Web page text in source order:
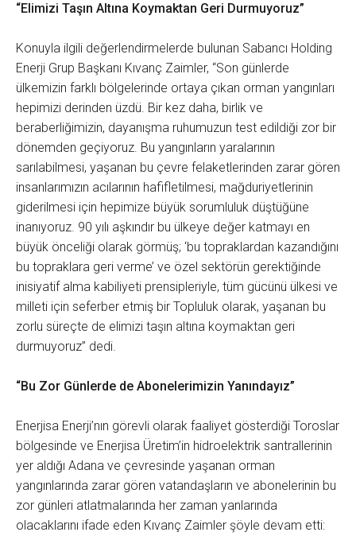
“Elimizi Taşın Altına Koymaktan Geri Durmuyoruz”
Konuyla ilgili değerlendirmelerde bulunan Sabancı Holding
Enerji Grup Başkanı Kıvanç Zaimler, “Son günlerde
ülkemizin farklı bölgelerinde ortaya çıkan orman yangınları
hepimizi derinden üzdü. Bir kez daha, birlik ve
beraberliğimizin, dayanışma ruhumuzun test edildiği zor bir
dönemden geçiyoruz. Bu yangınların yaralarının
sarılabilmesi, yaşanan bu çevre felaketlerinden zarar gören
insanlarımızın acılarının hafifletilmesi, mağduriyetlerinin
giderilmesi için hepimize büyük sorumluluk düştüğüne
inanıyoruz. 90 yılı aşkındır bu ülkeye değer katmayı en
büyük önceliği olarak görmüş; ‘bu topraklardan kazandığını
bu topraklara geri verme’ ve özel sektörün gerektiğinde
inisiyatif alma kabiliyeti prensipleriyle, tüm gücünü ülkesi ve
milleti için seferber etmiş bir Topluluk olarak, yaşanan bu
zorlu süreçte de elimizi taşın altına koymaktan geri
durmuyoruz” dedi.
“Bu Zor Günlerde de Abonelerimizin Yanındayız”
Enerjisa Enerji’nın görevli olarak faaliyet gösterdiği Toroslar
bölgesinde ve Enerjisa Üretim’in hidroelektrik santrallerinin
yer aldığı Adana ve çevresinde yaşanan orman
yangınlarında zarar gören vatandaşların ve abonelerinin bu
zor günleri atlatmalarında her zaman yanlarında
olacaklarını ifade eden Kıvanç Zaimler şöyle devam etti: